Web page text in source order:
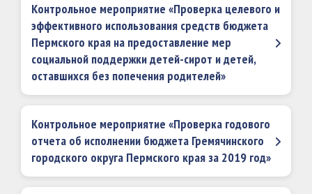
Контрольное мероприятие «Проверка целевого и
эффективного использования средств бюджета
Пермского края на предоставление мер
социальной поддержки детей-сирот и детей,
оставшихся без попечения родителей»
Контрольное мероприятие «Проверка годового
отчета об исполнении бюджета Гремячинского
городского округа Пермского края за 2019 год»